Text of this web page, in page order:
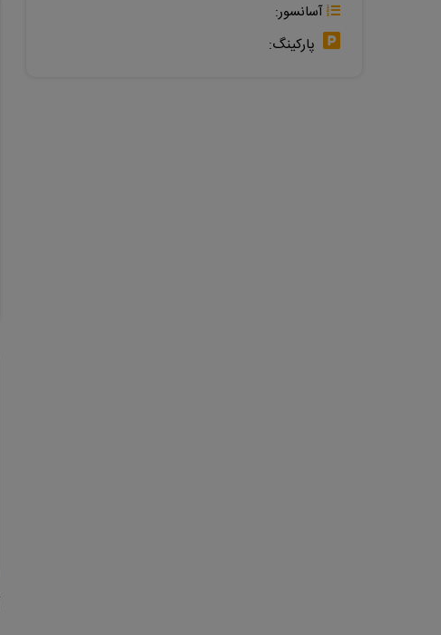
آسانسور:
پارکینگ: